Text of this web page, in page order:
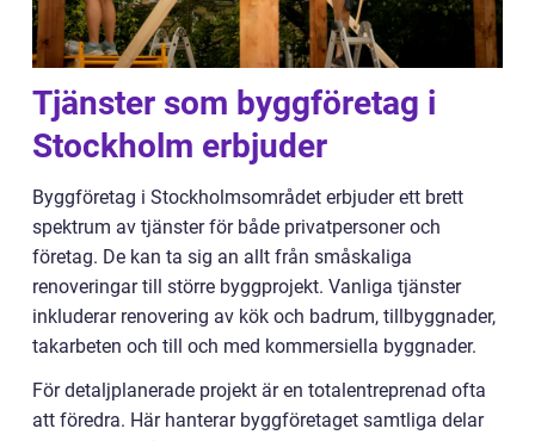
Tjänster som byggföretag i
Stockholm erbjuder
Byggföretag i Stockholmsområdet erbjuder ett brett
spektrum av tjänster för både privatpersoner och
företag. De kan ta sig an allt från småskaliga
renoveringar till större byggprojekt. Vanliga tjänster
inkluderar renovering av kök och badrum, tillbyggnader,
takarbeten och till och med kommersiella byggnader.
För detaljplanerade projekt är en totalentreprenad ofta
att föredra. Här hanterar byggföretaget samtliga delar